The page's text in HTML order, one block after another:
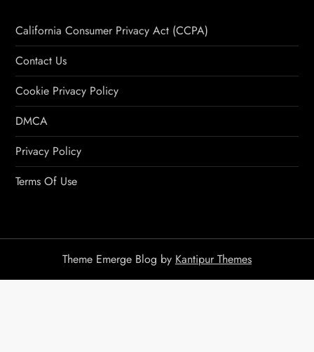
California Consumer Privacy Act (CCPA)
Contact Us
Cookie Privacy Policy
DMCA
Privacy Policy
Terms Of Use
Theme Emerge Blog by Kantipur Themes